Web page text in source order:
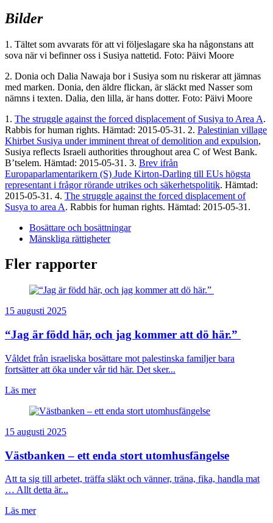
Bilder
1. Tältet som avvarats för att vi följeslagare ska ha någonstans att
sova när vi befinner oss i Susiya nattetid. Foto: Päivi Moore
2. Donia och Dalia Nawaja bor i Susiya som nu riskerar att jämnas
med marken. Donia, den äldre flickan, är släckt med Nasser som
nämns i texten. Dalia, den lilla, är hans dotter. Foto: Päivi Moore
1. The struggle against the forced displacement of Susiya to Area A.
Rabbis for human rights. Hämtad: 2015-05-31. 2. Palestinian village
Khirbet Susiya under imminent threat of demolition and expulsion,
Susiya reflects Israeli authorities throughout area C of West Bank.
B’tselem. Hämtad: 2015-05-31. 3. Brev ifrån
Europaparlamentarikern (S) Jude Kirton-Darling till EUs högsta
representant i frågor rörande utrikes och säkerhetspolitik. Hämtad:
2015-05-31. 4. The struggle against the forced displacement of
Susya to area A. Rabbis for human rights. Hämtad: 2015-05-31.
Bosättare och bosättningar
Mänskliga rättigheter
Fler rapporter
15 augusti 2025
“Jag är född här, och jag kommer att dö här.”
Våldet från israeliska bosättare mot palestinska familjer bara
fortsätter att öka under vår tid här. Det sker...
Läs mer
15 augusti 2025
Västbanken – ett enda stort utomhusfängelse
Att ta sig till arbetet, träffa släkt och vänner, träna, fika, handla mat
… Allt detta är...
Läs mer